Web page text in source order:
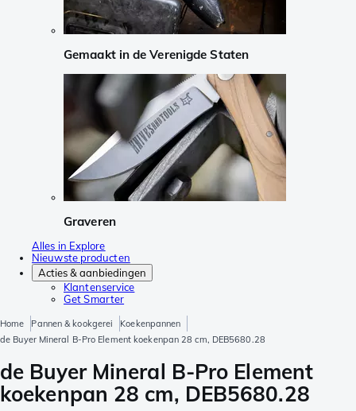
Gemaakt in de Verenigde Staten
Graveren
Alles in Explore
Nieuwste producten
Acties & aanbiedingen
Klantenservice
Get Smarter
Home Pannen & kookgerei
Koekenpannen
de Buyer Mineral B-Pro Element koekenpan 28 cm, DEB5680.28
de Buyer Mineral B-Pro Element
koekenpan 28 cm, DEB5680.28